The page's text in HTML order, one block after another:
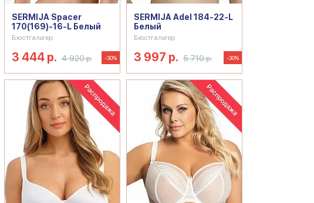
SERMIJA Spacer
170(169)-16-L Белый
Бюстгальтер
3 444 р. 4 920 р. -30%
SERMIJA Adel 184-22-L
Белый
Бюстгальтер
3 997 р. 5 710 р. -30%